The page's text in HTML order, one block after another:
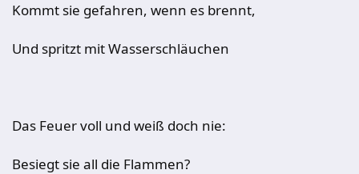
Kommt sie gefahren, wenn es brennt,
Und spritzt mit Wasserschläuchen
Das Feuer voll und weiß doch nie:
Besiegt sie all die Flammen?